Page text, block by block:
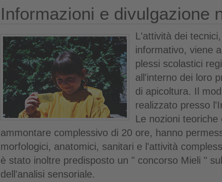
Informazioni e divulgazione
L'attività dei
informativo, viene
plessi scolastici
all'interno dei loro
di apicoltura. Il
realizzato presso
Le nozioni
ammontare complessivo di 20 ore, hanno
morfologici, anatomici, sanitari e l'attività
è stato inoltre predisposto un " concorso Mieli "
dell'analisi sensoriale.